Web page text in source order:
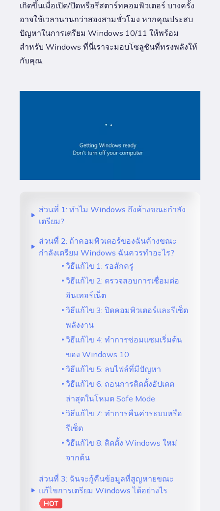
เกิดขึ้นเมื่อเปิด/ปิดหรือรีสตาร์ทคอมพิวเตอร์ บางครั้ง
อาจใช้เวลานานกว่าสองสามชั่วโมง หากคุณประสบ
ปัญหาในการเตรียม Windows 10/11 ให้พร้อม
สำหรับ Windows ที่นี่เราจะมอบโซลูชันที่ทรงพลังให้
กับคุณ.
ส่วนที่ 1: ทำไม Windows ถึงค้างขณะกำลัง
เตรียม?
ส่วนที่ 2: ถ้าคอมพิวเตอร์ของฉันค้างขณะ
กำลังเตรียม Windows ฉันควรทำอะไร?
วิธีแก้ไข 1: รอสักครู่
วิธีแก้ไข 2: ตรวจสอบการเชื่อมต่อ
อินเทอร์เน็ต
วิธีแก้ไข 3: ปิดคอมพิวเตอร์และรีเซ็ต
พลังงาน
วิธีแก้ไข 4: ทำการซ่อมแซมเริ่มต้น
ของ Windows 10
วิธีแก้ไข 5: ลบไฟล์ที่มีปัญหา
วิธีแก้ไข 6: ถอนการติดตั้งอัปเดต
ล่าสุดในโหมด Safe Mode
วิธีแก้ไข 7: ทำการคืนค่าระบบหรือ
รีเซ็ต
วิธีแก้ไข 8: ติดตั้ง Windows ใหม่
จากต้น
ส่วนที่ 3: ฉันจะกู้คืนข้อมูลที่สูญหายขณะ
แก้ไขการเตรียม Windows ได้อย่างไร